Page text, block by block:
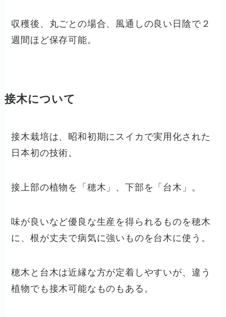
収穫後、丸ごとの場合、風通しの良い日陰で２
週間ほど保存可能。
接木について
接木栽培は、昭和初期にスイカで実用化された
日本初の技術。
接上部の植物を「穂木」、下部を「台木」。
味が良いなど優良な生産を得られるものを穂木
に、根が丈夫で病気に強いものを台木に使う。
穂木と台木は近縁な方が定着しやすいが、違う
植物でも接木可能なものもある。